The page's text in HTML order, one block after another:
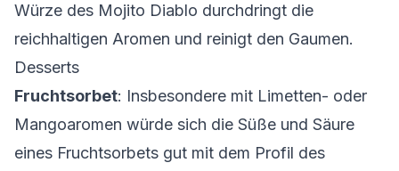
Würze des Mojito Diablo durchdringt die
reichhaltigen Aromen und reinigt den Gaumen.
Desserts
Fruchtsorbet: Insbesondere mit Limetten- oder
Mangoaromen würde sich die Süße und Säure
eines Fruchtsorbets gut mit dem Profil des